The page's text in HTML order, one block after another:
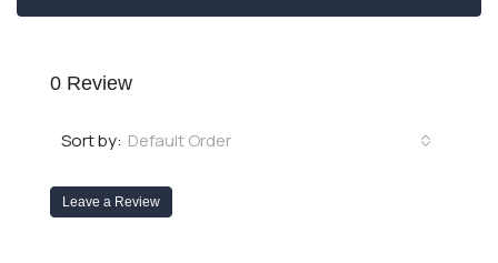
0 Review
Sort by: Default Order
Leave a Review